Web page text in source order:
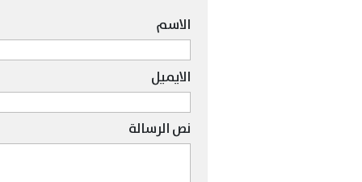
الاسم
الايميل
نص الرسالة